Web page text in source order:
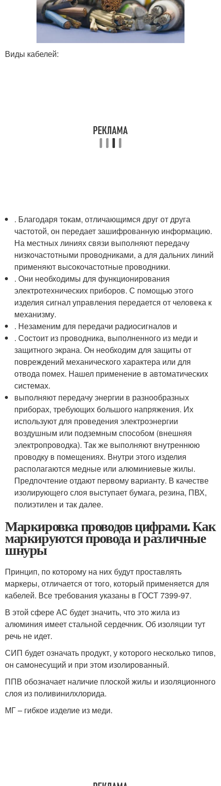
Виды кабелей:
. Благодаря токам, отличающимся друг от друга
частотой, он передает зашифрованную информацию.
На местных линиях связи выполняют передачу
низкочастотными проводниками, а для дальних линий
применяют высокочастотные проводники.
. Они необходимы для функционирования
электротехнических приборов. С помощью этого
изделия сигнал управления передается от человека к
механизму.
. Незаменим для передачи радиосигналов и
. Состоит из проводника, выполненного из меди и
защитного экрана. Он необходим для защиты от
повреждений механического характера или для
отвода помех. Нашел применение в автоматических
системах.
выполняют передачу энергии в разнообразных
приборах, требующих большого напряжения. Их
используют для проведения электроэнергии
воздушным или подземным способом (внешняя
электропроводка). Так же выполняют внутреннюю
проводку в помещениях. Внутри этого изделия
располагаются медные или алюминиевые жилы.
Предпочтение отдают первому варианту. В качестве
изолирующего слоя выступает бумага, резина, ПВХ,
полиэтилен и так далее.
Маркировка проводов цифрами. Как
маркируются провода и различные
шнуры
Принцип, по которому на них будут проставлять
маркеры, отличается от того, который применяется для
кабелей. Все требования указаны в ГОСТ 7399-97.
В этой сфере АС будет значить, что это жила из
алюминия имеет стальной сердечник. Об изоляции тут
речь не идет.
СИП будет означать продукт, у которого несколько типов,
он самонесущий и при этом изолированный.
ППВ обозначает наличие плоской жилы и изоляционного
слоя из поливинилхлорида.
МГ – гибкое изделие из меди.